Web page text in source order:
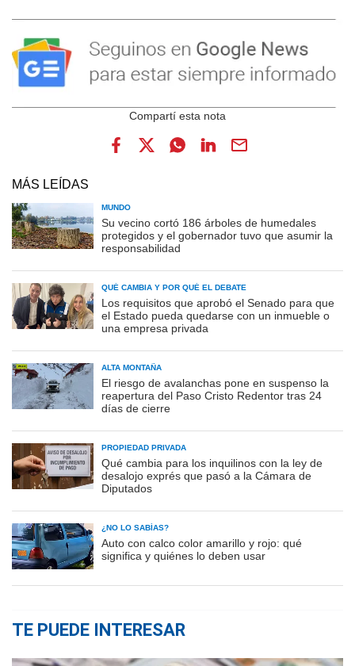
MÁS LEÍDAS
MUNDO
Su vecino cortó 186 árboles de humedales
protegidos y el gobernador tuvo que asumir la
responsabilidad
QUÉ CAMBIA Y POR QUÉ EL DEBATE
Los requisitos que aprobó el Senado para que
el Estado pueda quedarse con un inmueble o
una empresa privada
ALTA MONTAÑA
El riesgo de avalanchas pone en suspenso la
reapertura del Paso Cristo Redentor tras 24
días de cierre
PROPIEDAD PRIVADA
Qué cambia para los inquilinos con la ley de
desalojo exprés que pasó a la Cámara de
Diputados
¿NO LO SABÍAS?
Auto con calco color amarillo y rojo: qué
significa y quiénes lo deben usar
TE PUEDE INTERESAR